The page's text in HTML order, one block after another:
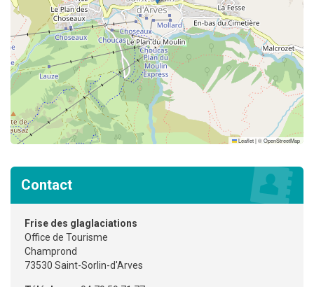
Leaflet|©OpenStreetMap
Contact
Frise des glaglaciations
Office de Tourisme
Champrond
73530 Saint-Sorlin-d'Arves